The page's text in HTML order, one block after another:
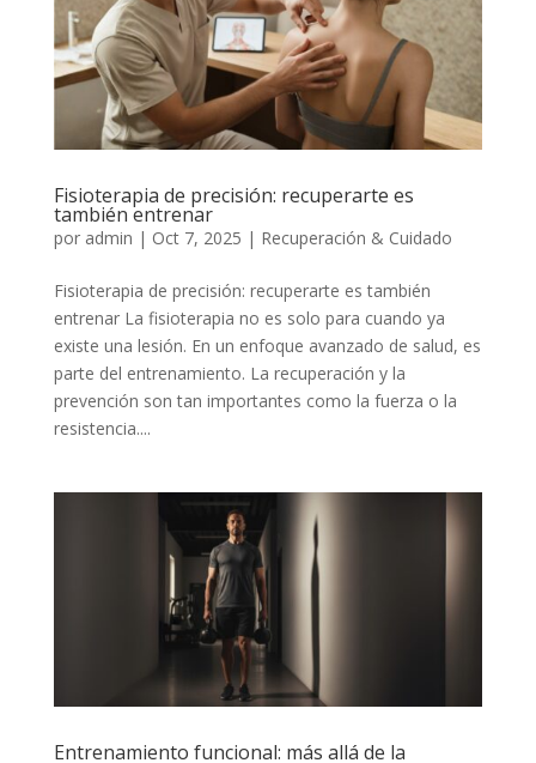
Fisioterapia de precisión: recuperarte es
también entrenar
por admin | Oct 7, 2025 | Recuperación & Cuidado
Fisioterapia de precisión: recuperarte es también
entrenar La fisioterapia no es solo para cuando ya
existe una lesión. En un enfoque avanzado de salud, es
parte del entrenamiento. La recuperación y la
prevención son tan importantes como la fuerza o la
resistencia....
Entrenamiento funcional: más allá de la